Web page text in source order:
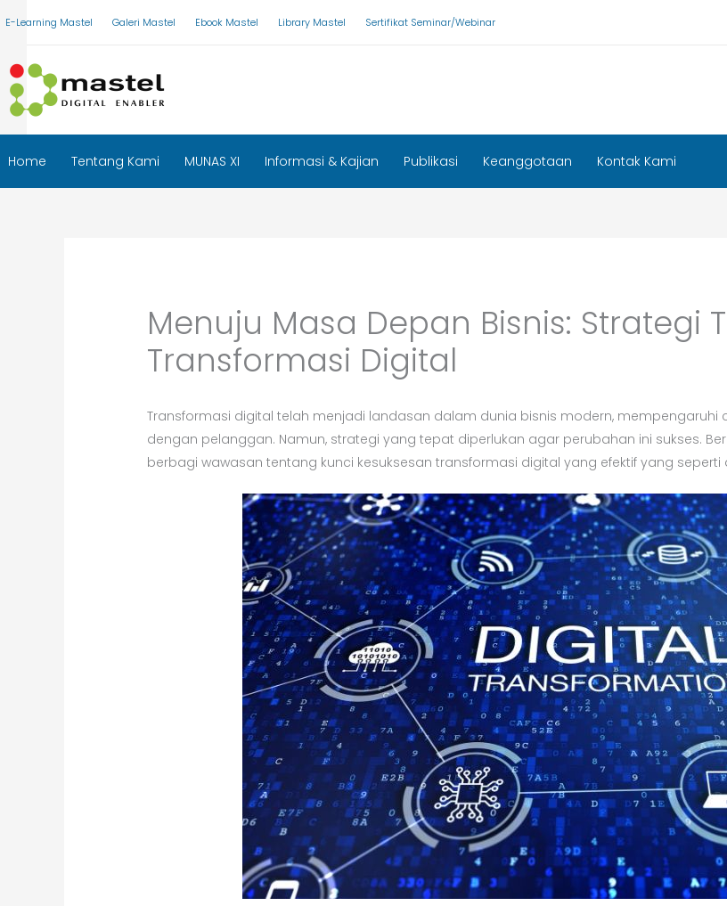
E-Learning Mastel Galeri Mastel Ebook Mastel Library Mastel Sertifikat Seminar/Webinar
Home Tentang Kami MUNAS XI Informasi & Kajian Publikasi Keanggotaan Kontak Kami
Menuju Masa Depan Bisnis: Strategi
Transformasi Digital
Transformasi digital telah menjadi landasan dalam dunia bisnis modern, mempengaruhi
dengan pelanggan. Namun, strategi yang tepat diperlukan agar perubahan ini sukses.
berbagi wawasan tentang kunci kesuksesan transformasi digital yang efektif yang seperti